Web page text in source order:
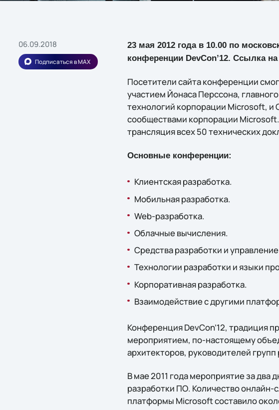
06.09.2018
Подписаться в MAX
23 мая 2012 года в 10.00 по
конференции DevCon’12. Ссылка на
Посетители сайта конференции
участием Йонаса Персcона,
технологий корпорации Microsoft, и
сообществами корпорации
трансляция всех 50 технических
Основные конференции:
Клиентская разработка.
Мобильная разработка.
Web-разработка.
Облачные вычисления.
Средства разработки и
Технологии разработки и языки
Корпоративная разработка.
Взаимодействие с другими
Конференция DevCon’12, традиция
мероприятием, по-настоящему
архитекторов, руководителей
В мае 2011 года мероприятие за два
разработки ПО. Количество
платформы Microsoft составило